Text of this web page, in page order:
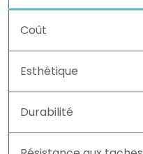
Coût
Esthétique
Durabilité